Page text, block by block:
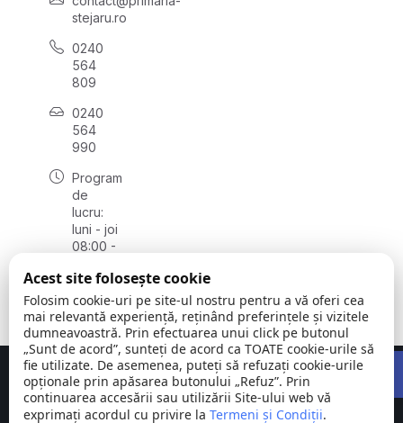
stejaru.ro
0240
564
809
0240
564
990
Program
de
lucru:
luni - joi
08:00 -
vineri
08:00 -
14:00
Comuna © Toate
Concept realizat deBig Media Relații Publice SRL
Acest site folosește cookie
Folosim cookie-uri pe site-ul nostru pentru a vă oferi cea
mai relevantă experiență, reținând preferințele și vizitele
dumneavoastră. Prin efectuarea unui click pe butonul
„Sunt de acord”, sunteți de acord ca TOATE cookie-urile să
fie utilizate. De asemenea, puteți să refuzați cookie-urile
opționale prin apăsarea butonului „Refuz”. Prin
continuarea accesării sau utilizării Site-ului web vă
exprimați acordul cu privire la Termeni și Condiții.